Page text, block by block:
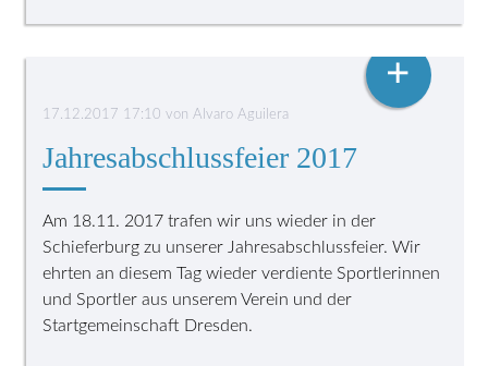
17.12.2017 17:10 vonAlvaro Aguilera
Jahresabschlussfeier 2017
Am 18.11. 2017 trafen wir uns wieder in der
Schieferburg zu unserer Jahresabschlussfeier. Wir
ehrten an diesem Tag wieder verdiente Sportlerinnen
und Sportler aus unserem Verein und der
Startgemeinschaft Dresden.
+